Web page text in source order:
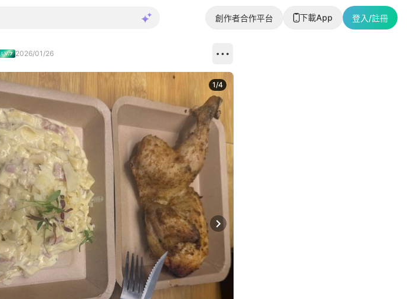
創作者合作平台 下載App 登入/註冊
2026/01/26
Next slide
1/4